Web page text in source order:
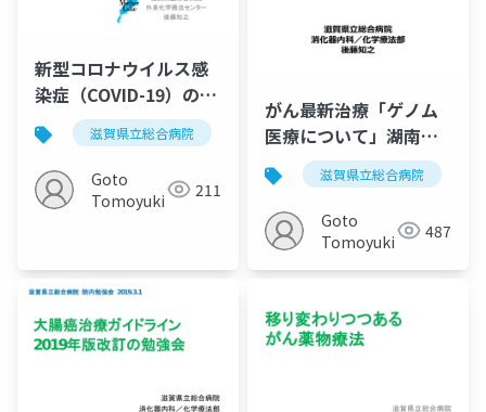
新型コロナウイルス感
染症（COVID-19）の流
行期における外来化学
療法の指針 20200413
滋賀県立総合病院 がん薬物療法 化学療法
Goto
Tomoyuki
211
がん最新治療「ゲノム
医療について」湖南が
ん診療ネットワーク
20190711
滋賀県立総合病院
Goto
Tomoyuki
487